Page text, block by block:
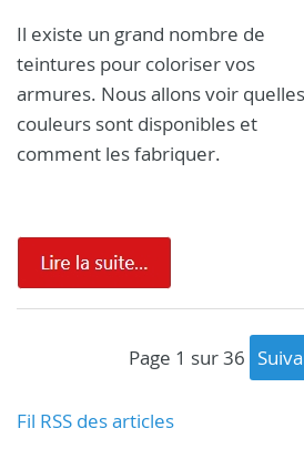
Il existe un grand nombre de
teintures pour coloriser vos
armures. Nous allons voir quelles
couleurs sont disponibles et
comment les fabriquer.
page 1 sur 36
Fil RSS des articles